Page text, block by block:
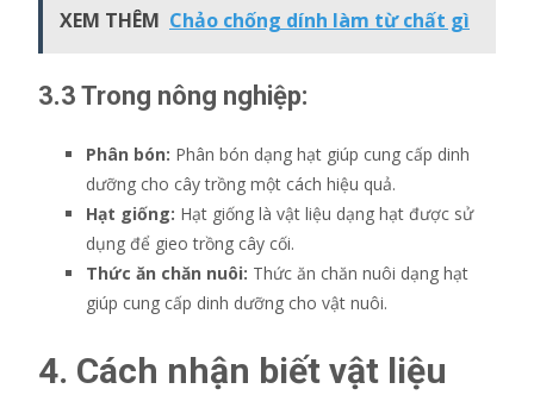
XEM THÊM Chảo chống dính làm từ chất gì
3.3 Trong nông nghiệp:
Phân bón: Phân bón dạng hạt giúp cung cấp dinh
dưỡng cho cây trồng một cách hiệu quả.
Hạt giống: Hạt giống là vật liệu dạng hạt được sử
dụng để gieo trồng cây cối.
Thức ăn chăn nuôi: Thức ăn chăn nuôi dạng hạt
giúp cung cấp dinh dưỡng cho vật nuôi.
4. Cách nhận biết vật liệu